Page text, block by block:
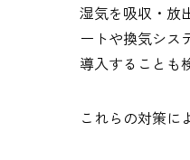
湿気を吸収・放
ートや換気シス
導入することも
これらの対策に